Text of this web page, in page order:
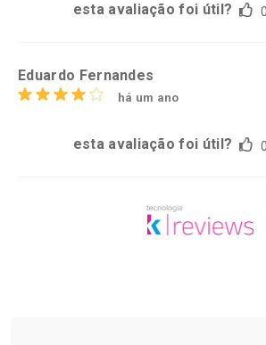
esta avaliação foi útil? 0
Eduardo Fernandes
há um ano
esta avaliação foi útil? 0